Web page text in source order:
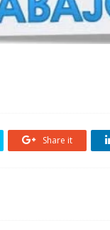
Share it